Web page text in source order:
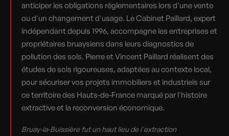
anticiper les obligations réglementaires lors d'une vente
ou d'un changement d'usage. Le Cabinet Paillard, expert
indépendant depuis 1996, accompagne les entreprises et
propriétaires bruaysiens dans leurs diagnostics de
pollution des sols. Pierre et Vincent Paillard réalisent des
études de sols rigoureuses, adaptées au contexte local,
pour sécuriser vos projets immobiliers et industriels sur
ce territoire des Hauts-de-France marqué par l'histoire
extractive et la reconversion économique.
Bruay-la-Buissière fut un haut lieu de l'extraction